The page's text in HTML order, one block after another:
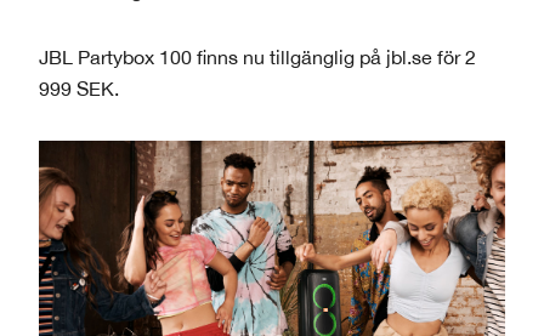
JBL Partybox 100 finns nu tillgänglig på jbl.se för 2
999 SEK.